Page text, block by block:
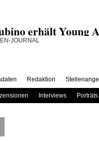
erhält
Redaktion
Interviews
Porträts